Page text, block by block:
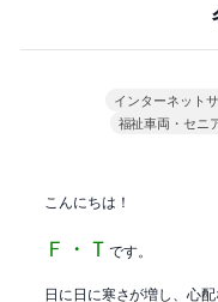
インターネット
福祉車両・セニ
こんにちは！
Ｆ・Ｔ です。
日に日に寒さが増し、心